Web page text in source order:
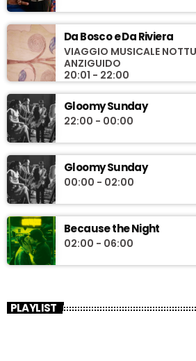
discografiche (di etichette/artisti
e ricorrenze. Uno spazio in cui la ricerca è
al centro, senza distinzioni di genere o
sempre aggiornate, tra ultime uscite e
artisti di culto.
Da Bosco e Da Riviera
VIAGGIO MUSICALE
ANZIGUIDO
20:01 - 22:00
Gloomy Sunday
22:00 - 00:00
Gloomy Sunday
00:00 - 02:00
Because the Night
02:00 - 06:00
PLAYLIST